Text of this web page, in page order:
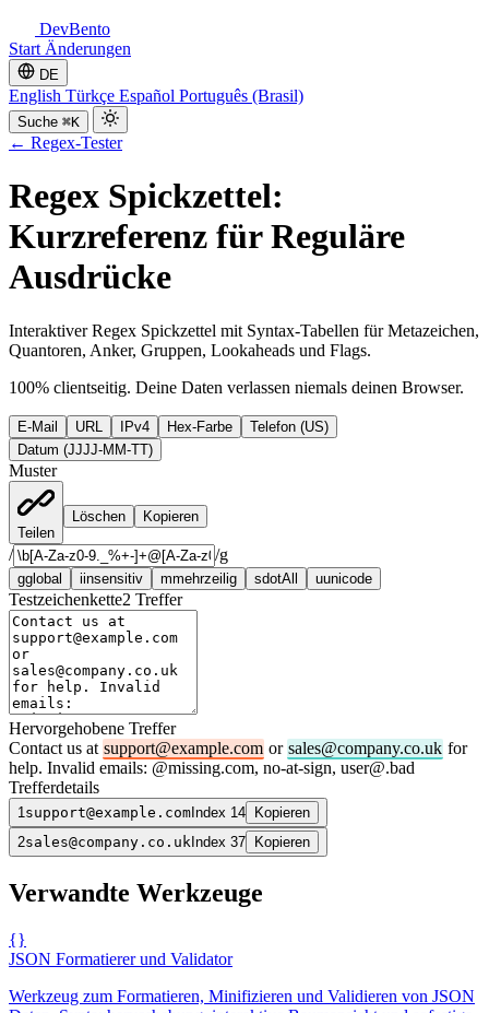
DevBento
Start Änderungen
DE
English Türkçe Español Português (Brasil)
Suche ⌘K
← Regex-Tester
Regex Spickzettel:
Kurzreferenz für Reguläre
Ausdrücke
Interaktiver Regex Spickzettel mit Syntax-Tabellen für Metazeichen,
Quantoren, Anker, Gruppen, Lookaheads und Flags.
100% clientseitig. Deine Daten verlassen niemals deinen Browser.
E-Mail URL IPv4 Hex-Farbe
Telefon (US)
Datum (JJJJ-MM-TT)
Muster
Teilen
Löschen Kopieren
/ /g
gglobal iinsensitiv mmehrzeilig sdotAll uunicode
Testzeichenkette2 Treffer
Hervorgehobene Treffer
Contact us at support@example.com or sales@company.co.uk for
help. Invalid emails: @missing.com, no-at-sign, user@.bad
Trefferdetails
1 support@example.com Index 14
Kopieren
2sales@company.co.uk Index 37 Kopieren
Verwandte Werkzeuge
{}
JSON Formatierer und Validator
Werkzeug zum Formatieren, Minifizieren und Validieren von JSON